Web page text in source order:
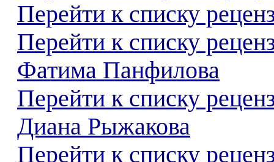
Перейти к списку
Перейти к списку
Фатима Панфилова
Перейти к списку
Диана Рыжакова
Перейти к списку